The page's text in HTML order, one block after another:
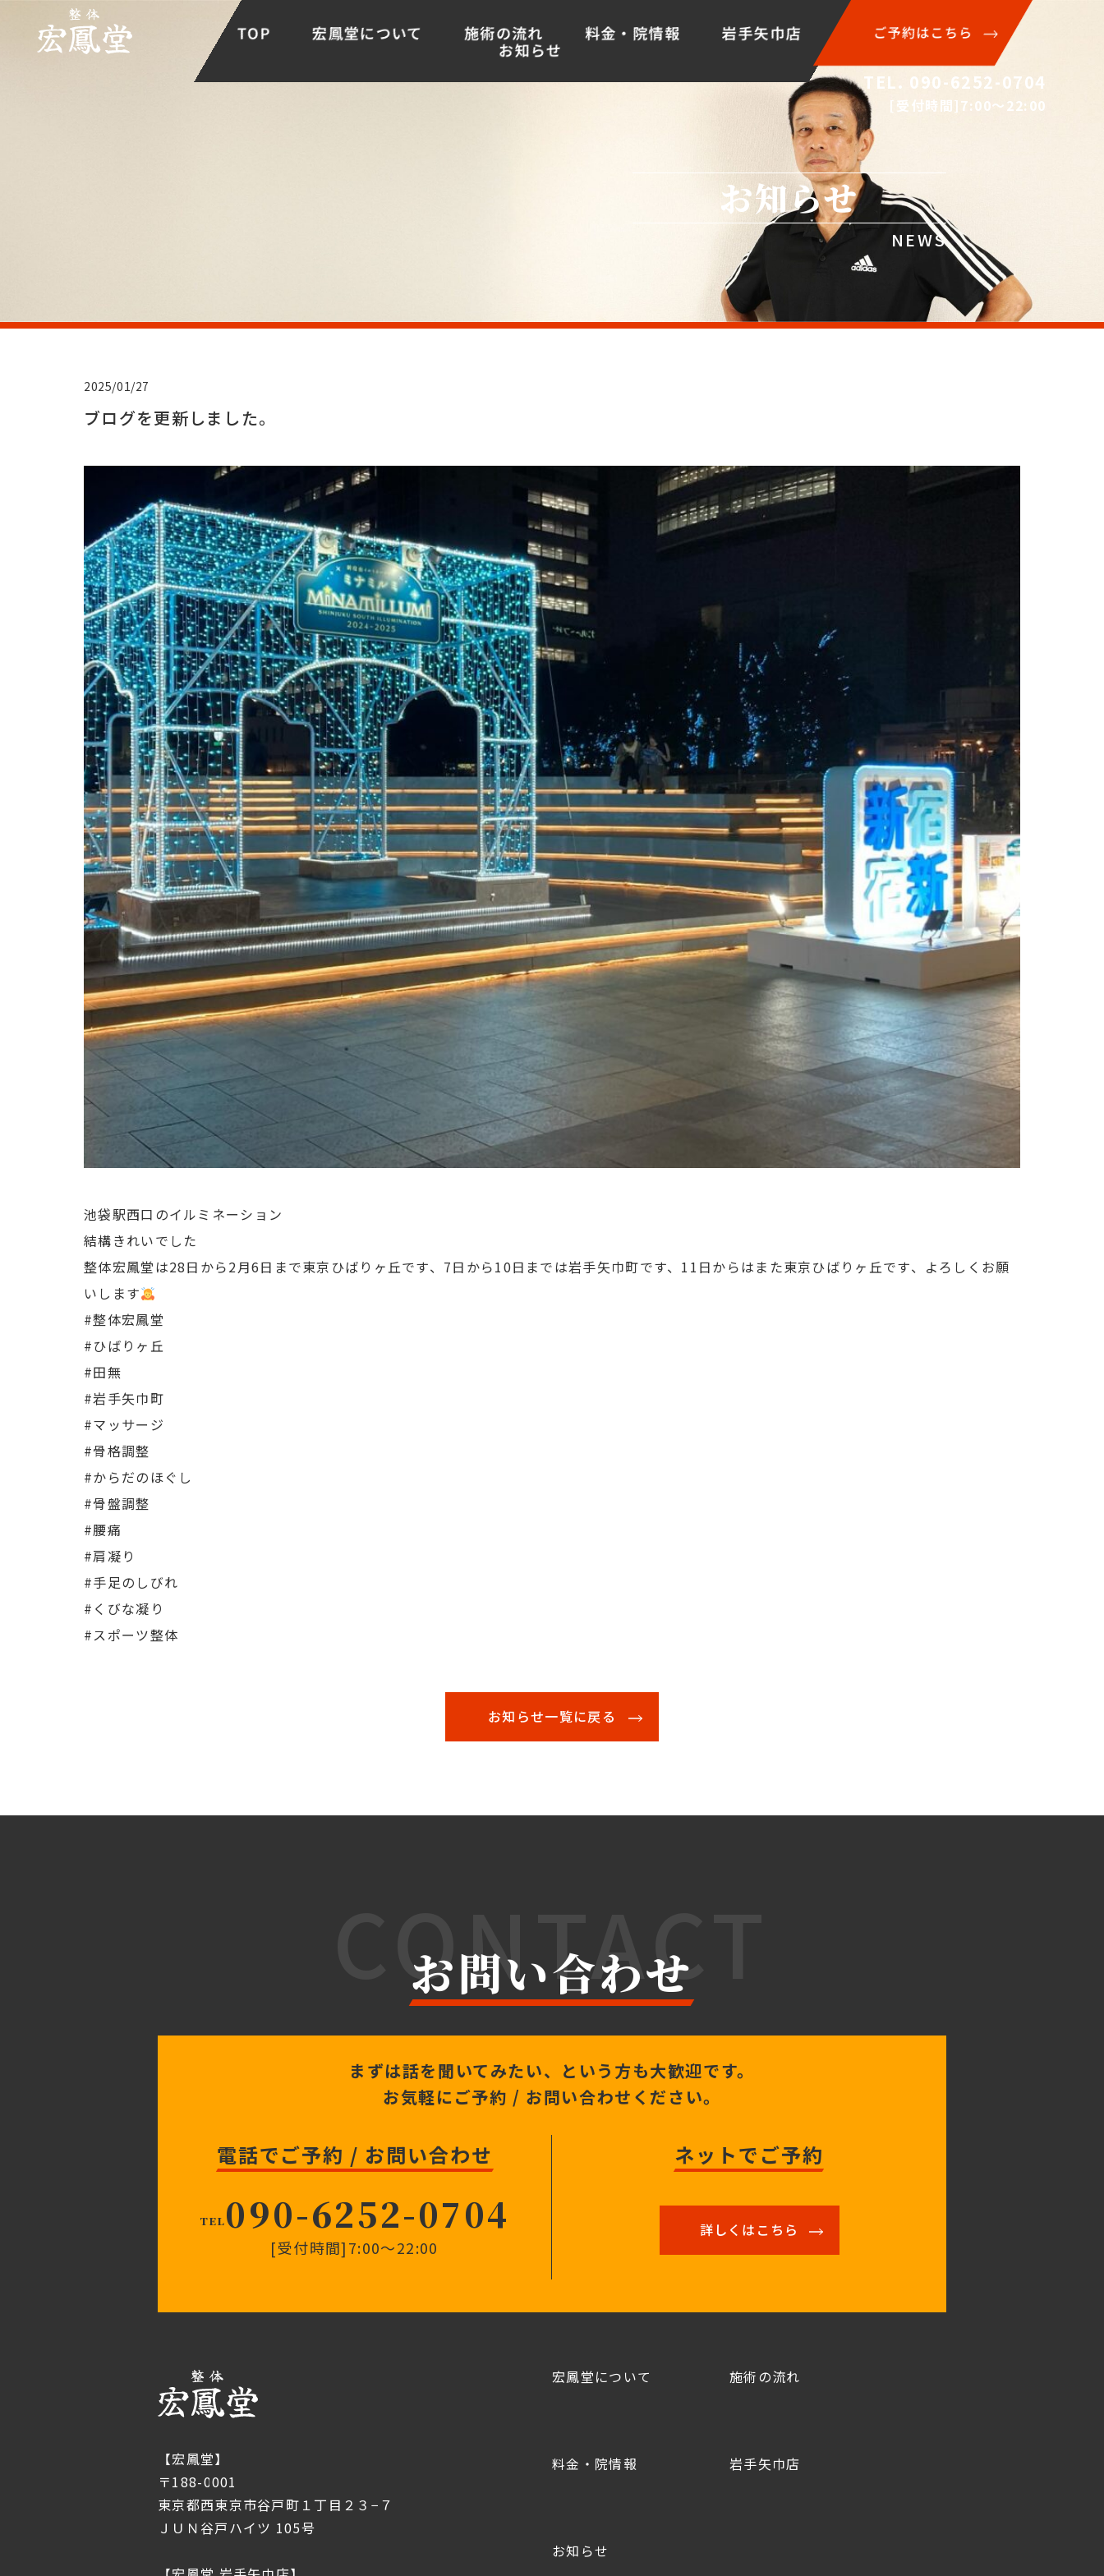
TOP 宏鳳堂について 施術の流れ 料金・院情報 岩手矢巾店
お知らせ
ご予約はこちら
TEL. 090-6252-0704
[受付時間]7:00〜22:00
お知らせ
NEWS
2025/01/27
ブログを更新しました。
池袋駅西口のイルミネーション
結構きれいでした
整体宏鳳堂は28日から2月6日まで東京ひばりヶ丘です、7日から10日までは岩手矢巾町です、11日からはまた東京ひばりヶ丘です、よろしくお願
いします
#整体宏鳳堂
#ひばりヶ丘
#田無
#岩手矢巾町
#マッサージ
#骨格調整
#からだのほぐし
#骨盤調整
#腰痛
#肩凝り
#手足のしびれ
#くびな凝り
#スポーツ整体
お知らせ一覧に戻る
CONTACT
お問い合わせ
まずは話を聞いてみたい、 という方も大歓迎です。
お気軽にご予約 / お問い合わせください。
電話でご予約 / お問い合わせ
TEL090-6252-0704
[受付時間]7:00〜22:00
ネットでご予約
詳しくはこちら
【宏鳳堂】
〒188-0001
東京都西東京市谷戸町１丁目２３−７
ＪＵＮ谷戸ハイツ 105号
宏鳳堂について 施術の流れ
料金・院情報 岩手矢巾店
お知らせ